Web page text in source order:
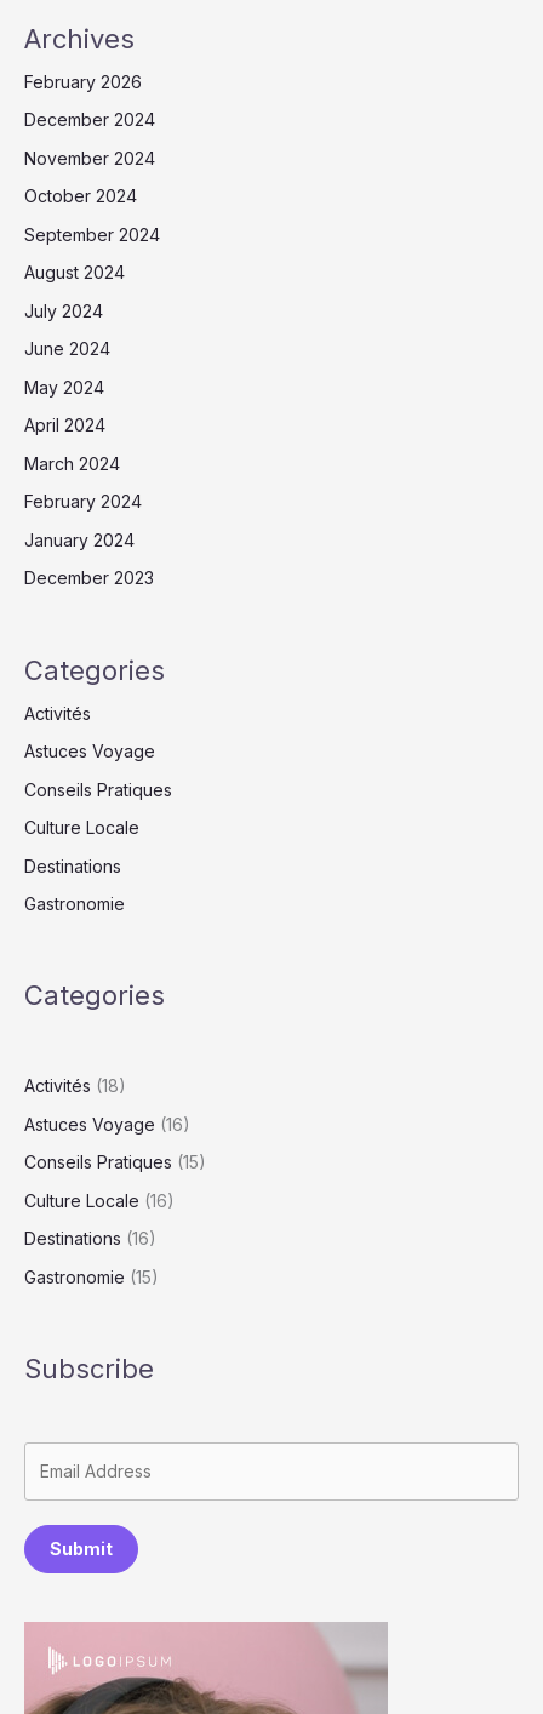
Archives
February 2026
December 2024
November 2024
October 2024
September 2024
August 2024
July 2024
June 2024
May 2024
April 2024
March 2024
February 2024
January 2024
December 2023
Categories
Activités
Astuces Voyage
Conseils Pratiques
Culture Locale
Destinations
Gastronomie
Categories
Activités (18)
Astuces Voyage (16)
Conseils Pratiques (15)
Culture Locale (16)
Destinations (16)
Gastronomie (15)
Subscribe
Submit